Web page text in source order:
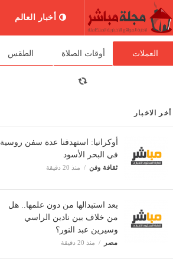
أخبار العالم
العملات أوقات الصلاة الطقس
أخر الاخبار
أوكرانيا: استهدفنا عدة سفن روسية
في البحر الأسود
ثقافة وفن منذ 20 دقيقة
بعد استبدالها من دون علمها.. هل
من خلاف بين نادين الراسي
وسيرين عبد النور؟
مصر منذ 20 دقيقة
وأعضاء كنيست يضعون حجر أساس
عيمك دوتان ببلدة عرابة غرب